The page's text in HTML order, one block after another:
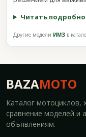
Читать
Другие модели ИМЗ в
BAZAMOTO
Каталог мотоциклов,
сравнение моделей и
объявлениям.